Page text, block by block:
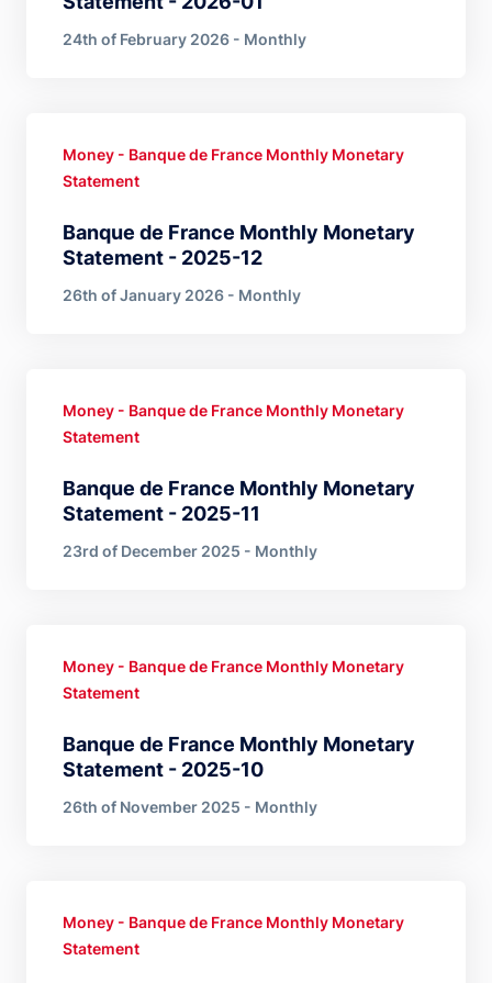
24th of February 2026 - Monthly
Banque de France Monthly Monetary
Statement - 2025-12
Money - Banque de France Monthly Monetary
Statement
26th of January 2026 - Monthly
Banque de France Monthly Monetary
Statement - 2025-11
Money - Banque de France Monthly Monetary
Statement
23rd of December 2025 - Monthly
Banque de France Monthly Monetary
Statement - 2025-10
Money - Banque de France Monthly Monetary
Statement
26th of November 2025 - Monthly
Money - Banque de France Monthly Monetary
Statement